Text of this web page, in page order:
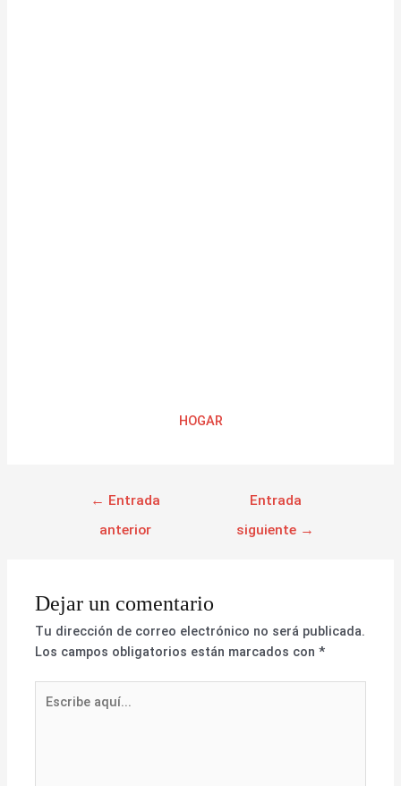
HOGAR
← Entrada
anterior
Entrada
siguiente →
Dejar un comentario
Tu dirección de correo electrónico no será publicada.
Los campos obligatorios están marcados con*
aquí...